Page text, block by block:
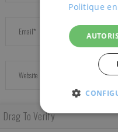
Drag To Verify
Politique